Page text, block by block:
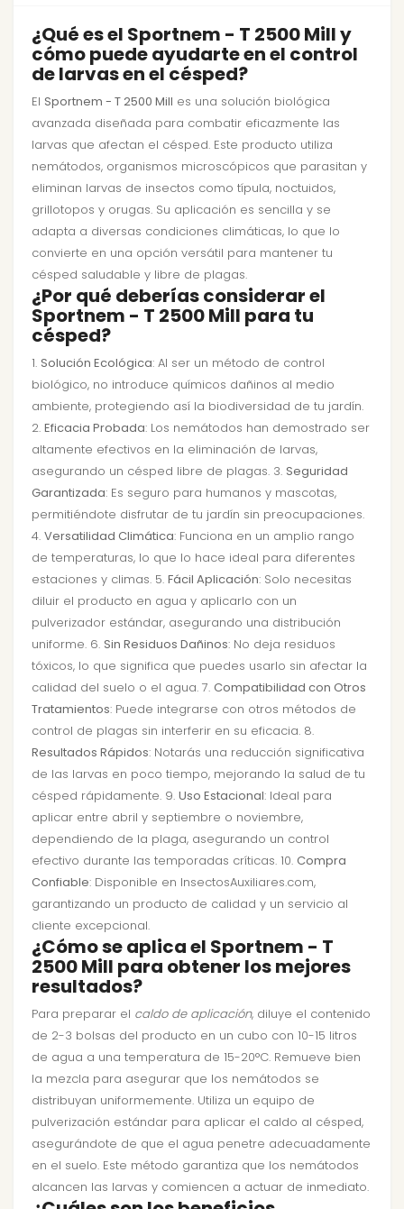
¿Qué es el Sportnem - T 2500 Mill y
cómo puede ayudarte en el control
de larvas en el césped?
El Sportnem - T 2500 Mill es una solución biológica
avanzada diseñada para combatir eficazmente las
larvas que afectan el césped. Este producto utiliza
nemátodos, organismos microscópicos que parasitan y
eliminan larvas de insectos como típula, noctuidos,
grillotopos y orugas. Su aplicación es sencilla y se
adapta a diversas condiciones climáticas, lo que lo
convierte en una opción versátil para mantener tu
césped saludable y libre de plagas.
¿Por qué deberías considerar el
Sportnem - T 2500 Mill para tu
césped?
1. Solución Ecológica: Al ser un método de control
biológico, no introduce químicos dañinos al medio
ambiente, protegiendo así la biodiversidad de tu jardín.
2. Eficacia Probada: Los nemátodos han demostrado ser
altamente efectivos en la eliminación de larvas,
asegurando un césped libre de plagas. 3. Seguridad
Garantizada: Es seguro para humanos y mascotas,
permitiéndote disfrutar de tu jardín sin preocupaciones.
4. Versatilidad Climática: Funciona en un amplio rango
de temperaturas, lo que lo hace ideal para diferentes
estaciones y climas. 5. Fácil Aplicación: Solo necesitas
diluir el producto en agua y aplicarlo con un
pulverizador estándar, asegurando una distribución
uniforme. 6. Sin Residuos Dañinos: No deja residuos
tóxicos, lo que significa que puedes usarlo sin afectar la
calidad del suelo o el agua. 7. Compatibilidad con Otros
Tratamientos: Puede integrarse con otros métodos de
control de plagas sin interferir en su eficacia. 8.
Resultados Rápidos: Notarás una reducción significativa
de las larvas en poco tiempo, mejorando la salud de tu
césped rápidamente. 9. Uso Estacional: Ideal para
aplicar entre abril y septiembre o noviembre,
dependiendo de la plaga, asegurando un control
efectivo durante las temporadas críticas. 10. Compra
Confiable: Disponible en InsectosAuxiliares.com,
garantizando un producto de calidad y un servicio al
cliente excepcional.
¿Cómo se aplica el Sportnem - T
2500 Mill para obtener los mejores
resultados?
Para preparar el caldo de aplicación, diluye el contenido
de 2-3 bolsas del producto en un cubo con 10-15 litros
de agua a una temperatura de 15-20°C. Remueve bien
la mezcla para asegurar que los nemátodos se
distribuyan uniformemente. Utiliza un equipo de
pulverización estándar para aplicar el caldo al césped,
asegurándote de que el agua penetre adecuadamente
en el suelo. Este método garantiza que los nemátodos
alcancen las larvas y comiencen a actuar de inmediato.